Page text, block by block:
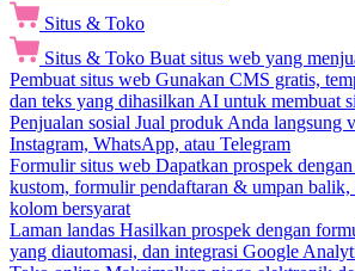
Situs & Toko
Situs & Toko Buat situs web yang
Pembuat situs web Gunakan CMS gratis,
dan teks yang dihasilkan AI untuk membuat
Penjualan sosial Jual produk Anda langsung
Instagram, WhatsApp, atau Telegram
Formulir situs web Dapatkan prospek
kustom, formulir pendaftaran & umpan
kolom bersyarat
Laman landas Hasilkan prospek dengan
yang diautomasi, dan integrasi Google